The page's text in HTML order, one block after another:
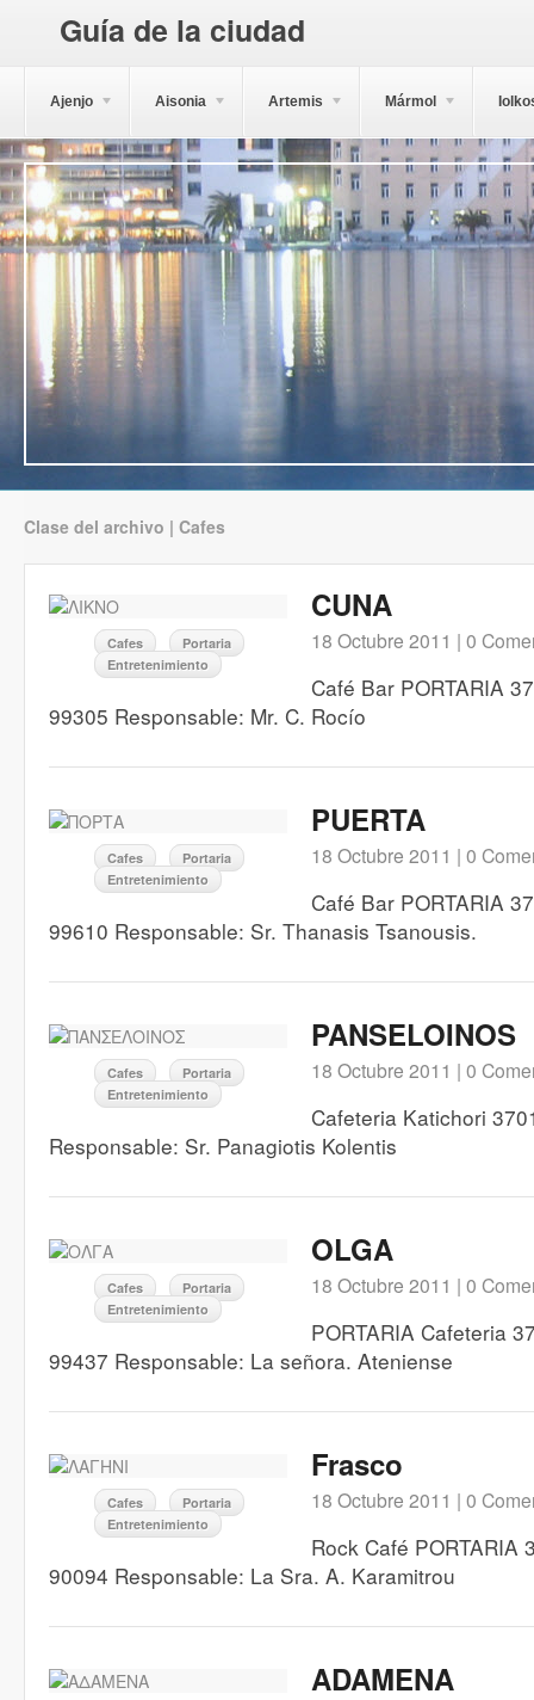
Guía de la ciudad
Ajenjo Aisonia Artemis Mármol
Clase del archivo | Cafes
Cafes
Portaria
Entretenimiento
CUNA
18 Octubre 2011 | 0
Café Bar PORTARIA
99305 Responsable: Mr. C. Rocío
Cafes
Portaria
Entretenimiento
PUERTA
18 Octubre 2011 | 0
Café Bar PORTARIA
99610 Responsable: Sr. Thanasis Tsanousis.
Cafes
Portaria
Entretenimiento
PANSELOINOS
18 Octubre 2011 | 0
Cafeteria Katichori
Responsable: Sr. Panagiotis Kolentis
Cafes
Portaria
Entretenimiento
OLGA
18 Octubre 2011 | 0
PORTARIA Cafeteria
99437 Responsable: La señora. Ateniense
Cafes
Portaria
Entretenimiento
Frasco
18 Octubre 2011 | 0
Rock Café PORTARIA
90094 Responsable: La Sra. A. Karamitrou
ADAMENA